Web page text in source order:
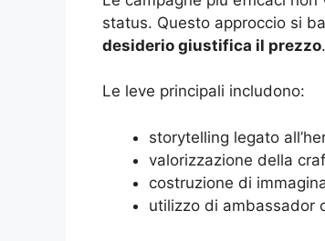
status. Questo approccio si
desiderio giustifica il prezzo.
Le leve principali includono:
storytelling legato
valorizzazione della
costruzione di
utilizzo di ambassador